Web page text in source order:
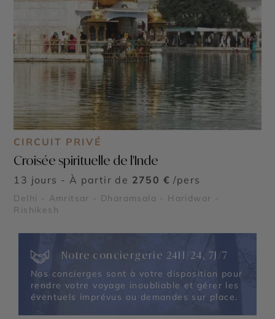
CIRCUIT PRIVÉ
Croisée spirituelle de l'Inde
13 jours - À partir de 2750 € /pers
Delhi - Amritsar - Dharamsala - Haridwar -
Rishikesh
Notre conciergerie 24H/24, 7J/7
Nos concierges sont à votre disposition pour
rendre votre voyage inoubliable et gérer les
éventuels imprévus ou demandes sur place.